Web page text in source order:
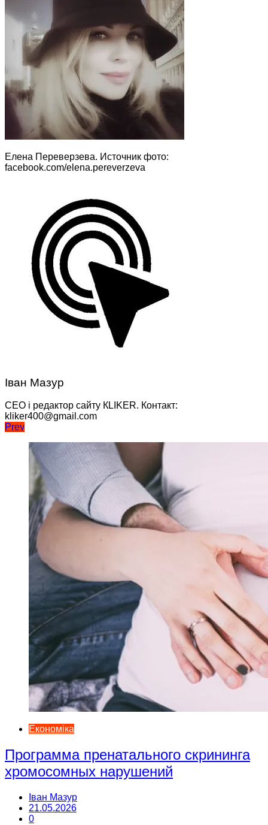
Елена Переверзева. Источник фото:
facebook.com/elena.pereverzeva
Іван Мазур
CEO і редактор сайту КLIKER. Контакт:
kliker400@gmail.com
Навігація
записів
Prev
Економіка
Программа пренатального скрининга
хромосомных нарушений
Іван Мазур
21.05.2026
0